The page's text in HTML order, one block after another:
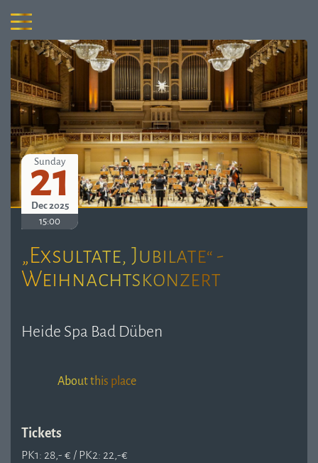
Sunday
21
Dec 2025
15:00
„Exsultate, Jubilate“ -
Weihnachtskonzert
Heide Spa Bad Düben
About this place
Tickets
PK1: 28,- € / PK2: 22,-€